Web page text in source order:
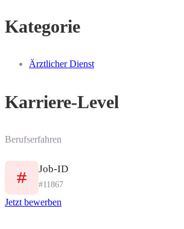
Kategorie
Ärztlicher Dienst
Karriere-Level
Berufserfahren
Job-ID
#11867
Jetzt bewerben